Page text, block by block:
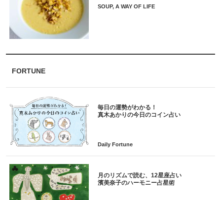
SOUP, A WAY OF LIFE
FORTUNE
毎日の運勢がわかる！
月のリズムで読む、12星座占い